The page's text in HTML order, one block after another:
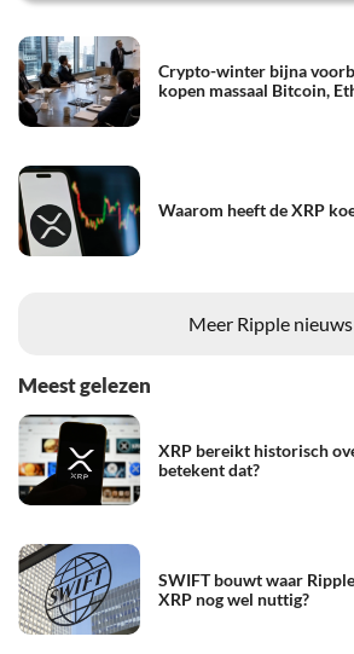
Crypto-winter bijna
kopen massaal Bitcoin,
Waarom heeft de XRP
Meer Ripple nieuws
Meest gelezen
XRP bereikt historisch
betekent dat?
SWIFT bouwt waar
XRP nog wel nuttig?